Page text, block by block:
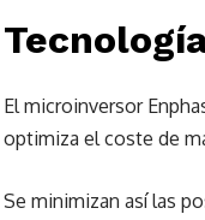
El microinversor
optimiza el coste de
Se minimizan así las